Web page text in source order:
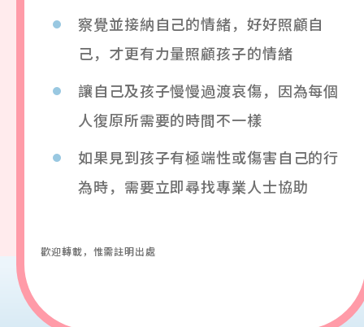
察覺並接納自己的情緒，好好照顧自
己，才更有力量照顧孩子的情緒
讓自己及孩子慢慢過渡哀傷，因為每個
人復原所需要的時間不一樣
如果見到孩子有極端性或傷害自己的行
為時，需要立即尋找專業人士協助
歡迎轉載，惟需註明出處